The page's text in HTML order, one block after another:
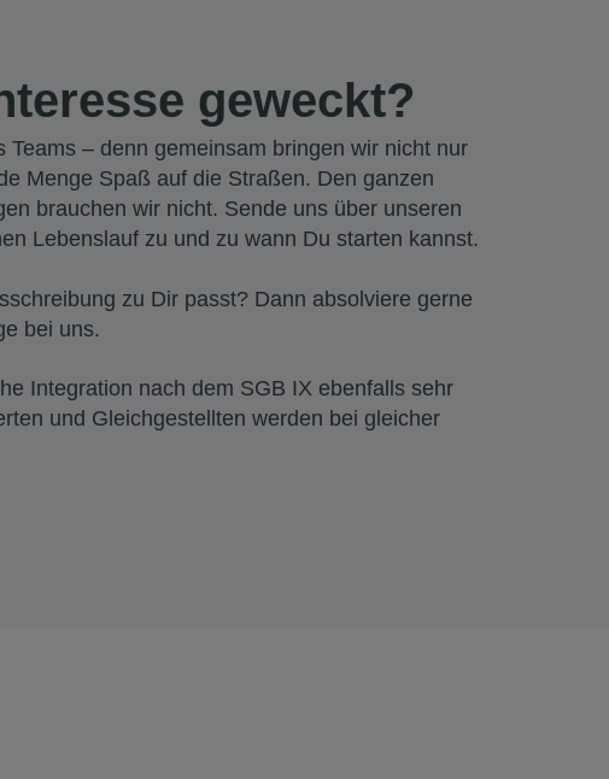
geweckt?
– denn gemeinsam bringen wir nicht nur
Menge Spaß auf die Straßen. Den ganzen
brauchen wir nicht. Sende uns über unseren
Lebenslauf zu und zu wann Du starten kannst.
zu Dir passt? Dann absolviere gerne
bei uns.
Integration nach dem SGB IX ebenfalls sehr
und Gleichgestellten werden bei gleicher